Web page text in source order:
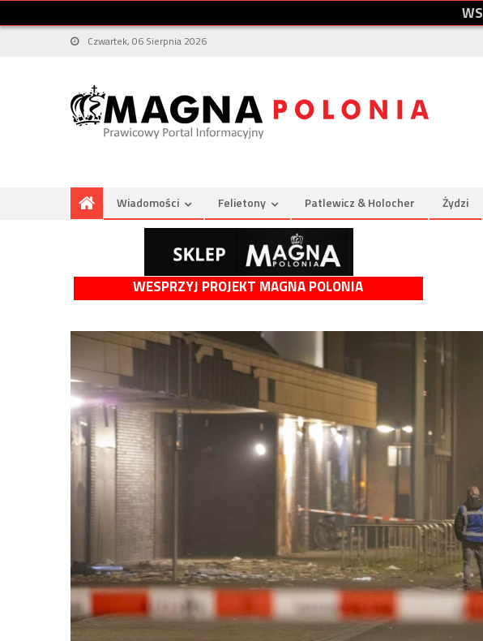
WS
Czwartek, 06 Sierpnia 2026
Wiadomości Felietony Patlewicz & Holocher Żydzi
WESPRZYJ PROJEKT MAGNA POLONIA